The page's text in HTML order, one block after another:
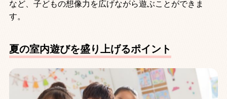
など、子どもの想像力を広げながら遊ぶことができま
す。
夏の室内遊びを盛り上げるポイント